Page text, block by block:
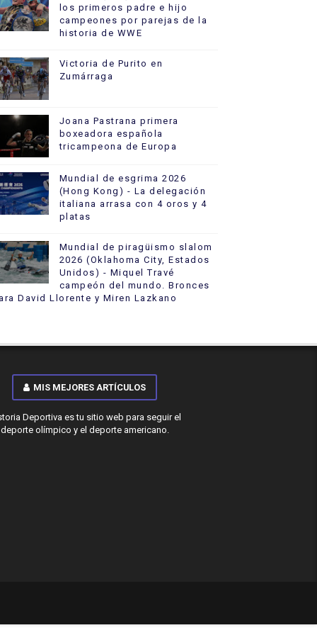
los primeros padre e hijo
campeones por parejas de la
historia de WWE
Victoria de Purito en
Zumárraga
Joana Pastrana primera
boxeadora española
tricampeona de Europa
Mundial de esgrima 2026
(Hong Kong) - La delegación
italiana arrasa con 4 oros y 4
platas
Mundial de piragüismo slalom
2026 (Oklahoma City, Estados
Unidos) - Miquel Travé
campeón del mundo. Bronces
David Llorente y Miren Lazkano
MIS MEJORES ARTÍCULOS
Deportiva es tu sitio web para seguir el
deporte olímpico y el deporte americano.